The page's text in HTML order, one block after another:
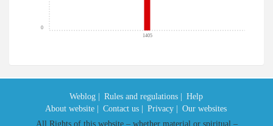
1405
0
Weblog | Rules and regulations |
Help
About website |
Contact us | Privacy |
Our websites
All Rights of this website – whether material or spiritual –